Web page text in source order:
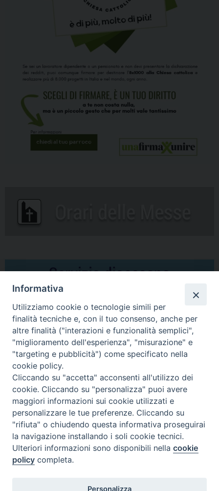
Comunicati Stampa
Il cordoglio dei Vescovi di Puglia per la morte di S.E.R. Mons. Agostino
Superbo
Nasce la Consulta Diocesana delle Aggregazioni Laicali di Castellaneta
Archivio comunicati stampa
2026 © Diocesi di Castellaneta
Informativa
Utilizziamo cookie o tecnologie simili per
finalità tecniche e, con il tuo consenso, anche per
altre finalità ("interazioni e funzionalità semplici",
"miglioramento dell'esperienza", "misurazione" e
"targeting e pubblicità") come specificato nella
cookie policy.
Cliccando su "accetta" acconsenti all'utilizzo dei
cookie. Cliccando su "personalizza" puoi avere
maggiori informazioni sui cookie utilizzati e
personalizzare le tue preferenze. Cliccando su
"rifiuta" o chiudendo questa informativa proseguirai
la navigazione installando i soli cookie tecnici.
Ulteriori informazioni sono disponibili nellacookie
policy completa.
Personalizza